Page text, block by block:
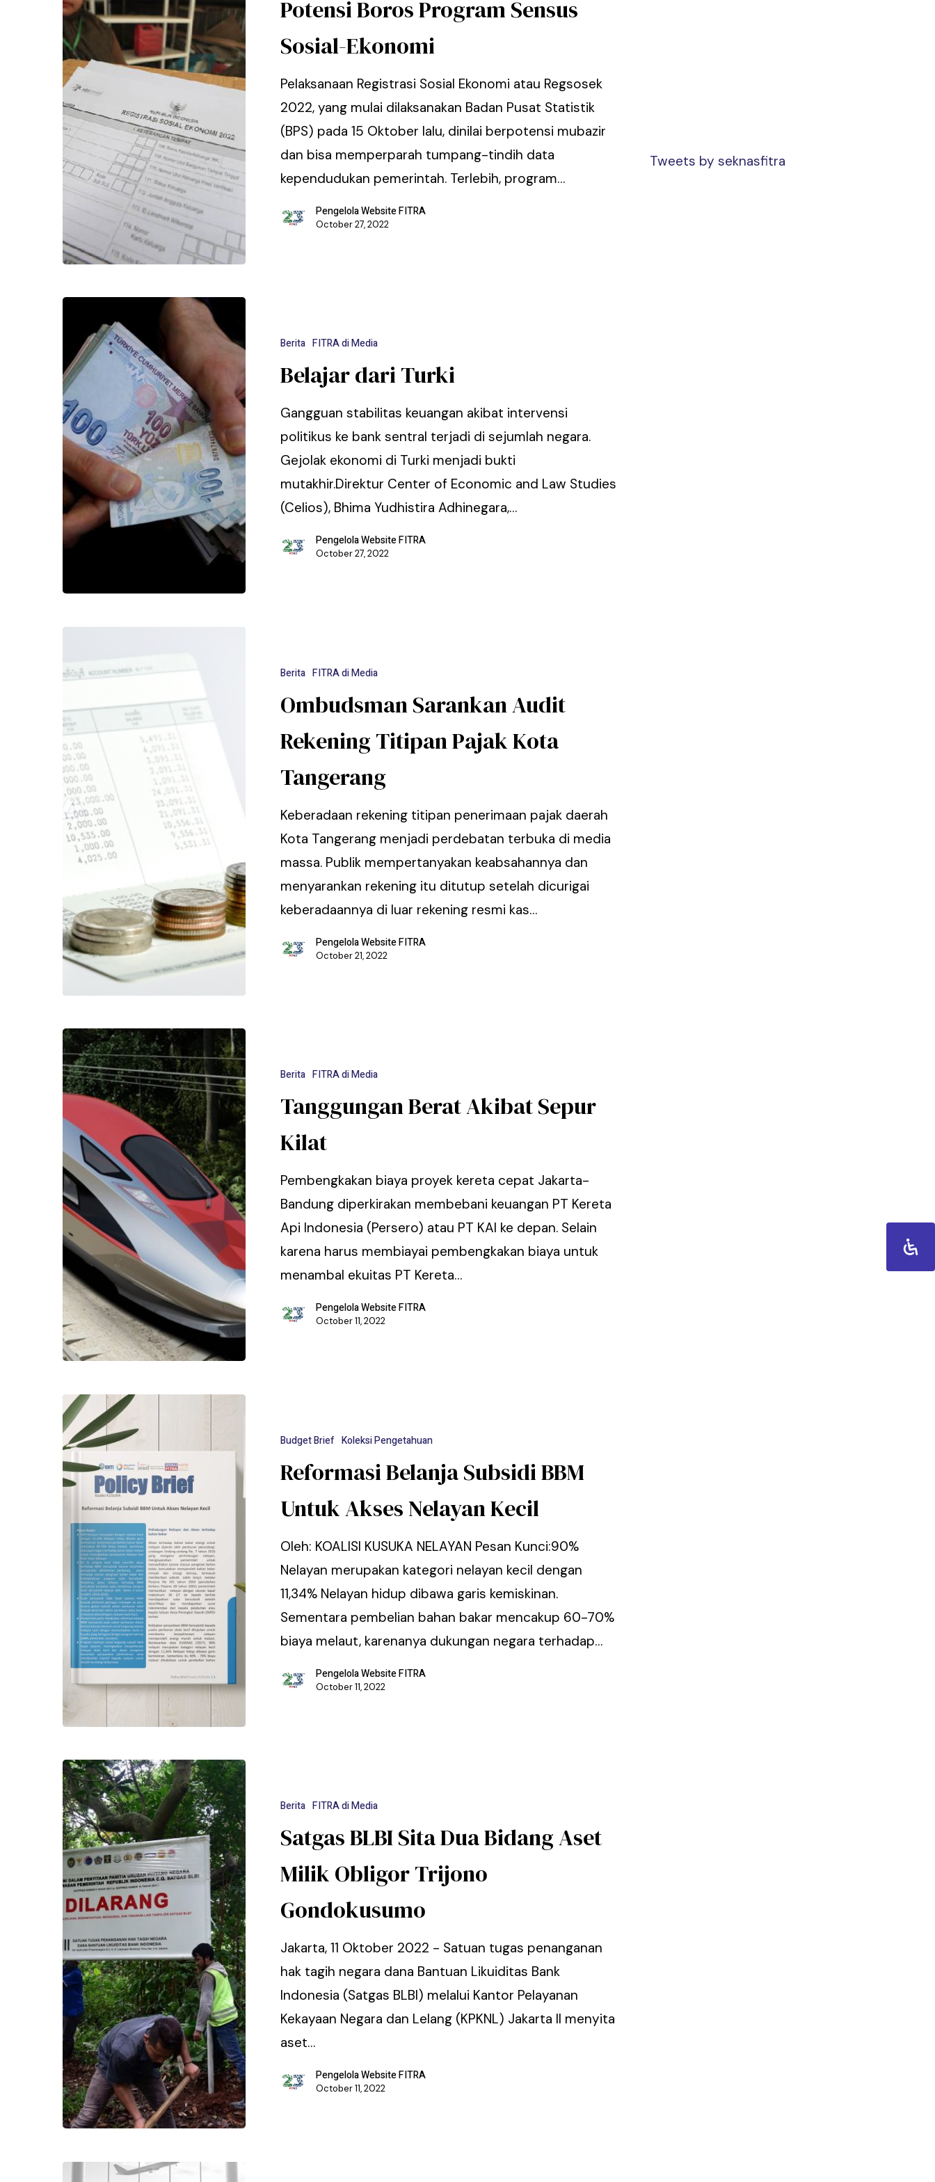
Potensi Boros Program Sensus
Sosial-Ekonomi
Pelaksanaan Registrasi Sosial Ekonomi atau Regsosek
2022, yang mulai dilaksanakan Badan Pusat Statistik
(BPS) pada 15 Oktober lalu, dinilai berpotensi mubazir
dan bisa memperparah tumpang-tindih data
kependudukan pemerintah. Terlebih, program…
Pengelola Website FITRA
October 27, 2022
Berita FITRA di Media
Belajar dari Turki
Gangguan stabilitas keuangan akibat intervensi
politikus ke bank sentral terjadi di sejumlah negara.
Gejolak ekonomi di Turki menjadi bukti
mutakhir.Direktur Center of Economic and Law Studies
(Celios), Bhima Yudhistira Adhinegara,…
Pengelola Website FITRA
October 27, 2022
Berita FITRA di Media
Ombudsman Sarankan Audit
Rekening Titipan Pajak Kota
Tangerang
Keberadaan rekening titipan penerimaan pajak daerah
Kota Tangerang menjadi perdebatan terbuka di media
massa. Publik mempertanyakan keabsahannya dan
menyarankan rekening itu ditutup setelah dicurigai
keberadaannya di luar rekening resmi kas…
Pengelola Website FITRA
October 21, 2022
Berita FITRA di Media
Tanggungan Berat Akibat Sepur
Kilat
Pembengkakan biaya proyek kereta cepat Jakarta-
Bandung diperkirakan membebani keuangan PT Kereta
Api Indonesia (Persero) atau PT KAI ke depan. Selain
karena harus membiayai pembengkakan biaya untuk
menambal ekuitas PT Kereta…
Pengelola Website FITRA
October 11, 2022
Budget Brief Koleksi Pengetahuan
Reformasi Belanja Subsidi BBM
Untuk Akses Nelayan Kecil
Oleh: KOALISI KUSUKA NELAYAN Pesan Kunci:90%
Nelayan merupakan kategori nelayan kecil dengan
11,34% Nelayan hidup dibawa garis kemiskinan.
Sementara pembelian bahan bakar mencakup 60-70%
biaya melaut, karenanya dukungan negara terhadap…
Pengelola Website FITRA
October 11, 2022
Berita FITRA di Media
Satgas BLBI Sita Dua Bidang Aset
Milik Obligor Trijono
Gondokusumo
Jakarta, 11 Oktober 2022 - Satuan tugas penanganan
hak tagih negara dana Bantuan Likuiditas Bank
Indonesia (Satgas BLBI) melalui Kantor Pelayanan
Kekayaan Negara dan Lelang (KPKNL) Jakarta II menyita
aset…
Pengelola Website FITRA
October 11, 2022
Tweets by seknasfitra